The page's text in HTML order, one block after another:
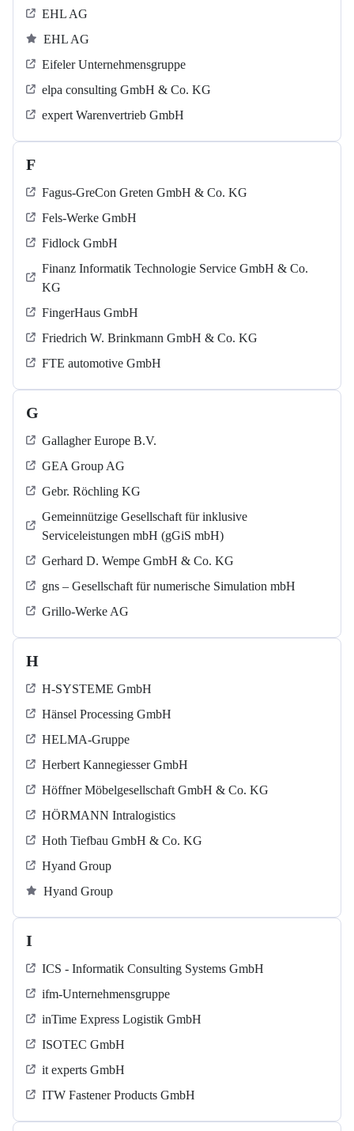
EHL AG
EHL AG
Eifeler Unternehmensgruppe
elpa consulting GmbH & Co. KG
expert Warenvertrieb GmbH
F
Fagus-GreCon Greten GmbH & Co. KG
Fels-Werke GmbH
Fidlock GmbH
Finanz Informatik Technologie Service GmbH & Co.
KG
FingerHaus GmbH
Friedrich W. Brinkmann GmbH & Co. KG
FTE automotive GmbH
G
Gallagher Europe B.V.
GEA Group AG
Gebr. Röchling KG
Gemeinnützige Gesellschaft für inklusive
Serviceleistungen mbH (gGiS mbH)
Gerhard D. Wempe GmbH & Co. KG
gns – Gesellschaft für numerische Simulation mbH
Grillo-Werke AG
H
H-SYSTEME GmbH
Hänsel Processing GmbH
HELMA-Gruppe
Herbert Kannegiesser GmbH
Höffner Möbelgesellschaft GmbH & Co. KG
HÖRMANN Intralogistics
Hoth Tiefbau GmbH & Co. KG
Hyand Group
Hyand Group
I
ICS - Informatik Consulting Systems GmbH
ifm-Unternehmensgruppe
inTime Express Logistik GmbH
ISOTEC GmbH
it experts GmbH
ITW Fastener Products GmbH